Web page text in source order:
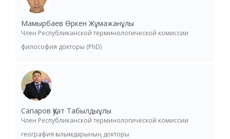
Мамырбаев Өркен Жұмажанұлы
Член Республиканской терминологической комиссии
философия докторы (PhD)
Сапаров Қуат Табылдыұлы
Член Республиканской терминологической комиссии
география ғылымдарының докторы